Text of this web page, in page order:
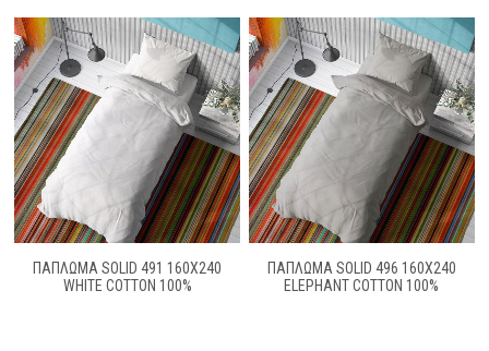
ΠΑΠΛΩΜΑ SOLID 491 160X240
WHITE COTTON 100%
ΠΑΠΛΩΜΑ SOLID 496 160X240
ELEPHANT COTTON 100%